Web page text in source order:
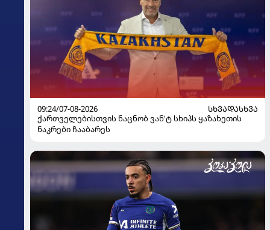
09:24/07-08-2026
ᲡᲮᲕᲐᲓᲐᲡᲮᲕᲐ
ქართველებისთვის ნაცნობ ვან'ტ სხიპს ყაზახეთის
ნაკრები ჩააბარეს